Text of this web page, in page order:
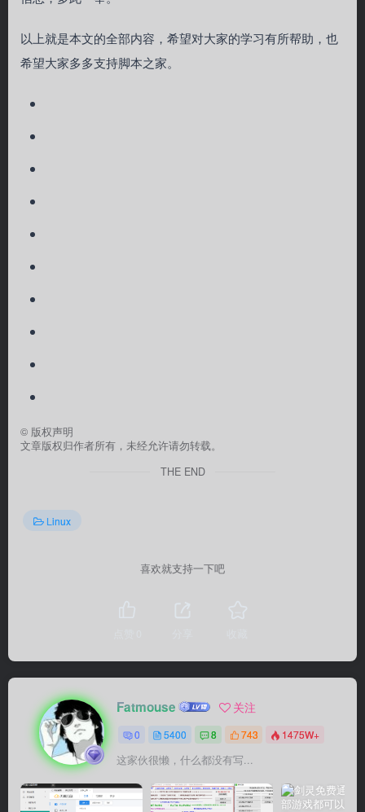
以上就是本文的全部内容，希望对大家的学习有所帮助，也
希望大家多多支持脚本之家。
© 版权声明
文章版权归作者所有，未经允许请勿转载。
THE END
Linux
喜欢就支持一下吧
Fatmouse 关注
0 5400 8 743 1475W+
这家伙很懒，什么都没有写...